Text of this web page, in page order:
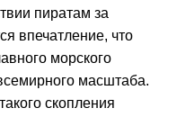
пиратам за
впечатление, что
морского
масштаба.
скопления